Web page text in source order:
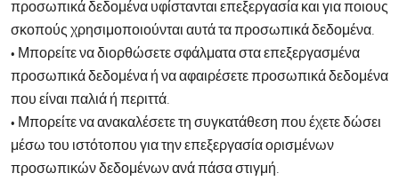
προσωπικά δεδομένα υφίστανται επεξεργασία και για ποιους
σκοπούς χρησιμοποιούνται αυτά τα προσωπικά δεδομένα.
• Μπορείτε να διορθώσετε σφάλματα στα επεξεργασμένα
προσωπικά δεδομένα ή να αφαιρέσετε προσωπικά δεδομένα
που είναι παλιά ή περιττά.
• Μπορείτε να ανακαλέσετε τη συγκατάθεση που έχετε δώσει
μέσω του ιστότοπου για την επεξεργασία ορισμένων
προσωπικών δεδομένων ανά πάσα στιγμή.